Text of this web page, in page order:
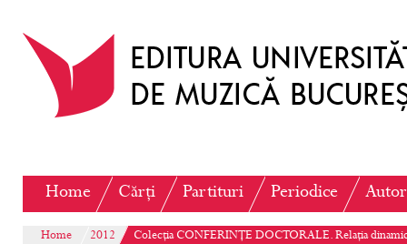
Home Cărți Partituri Periodice
Home 2012 Colecția CONFERINȚE DOCTORALE. Relația